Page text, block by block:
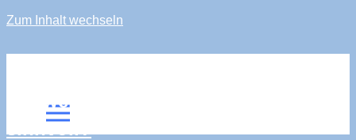
Zum Inhalt wechseln
Für wen ist systemische Therapie
sinnvoll?